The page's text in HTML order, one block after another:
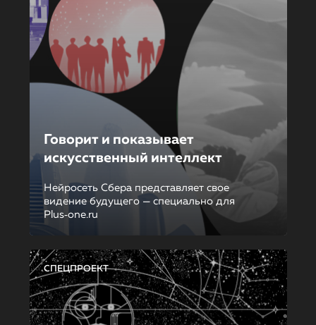
Говорит и показывает
искусственный интеллект
Нейросеть Сбера представляет свое
видение будущего — специально для
Plus‑one.ru
СПЕЦПРОЕКТ